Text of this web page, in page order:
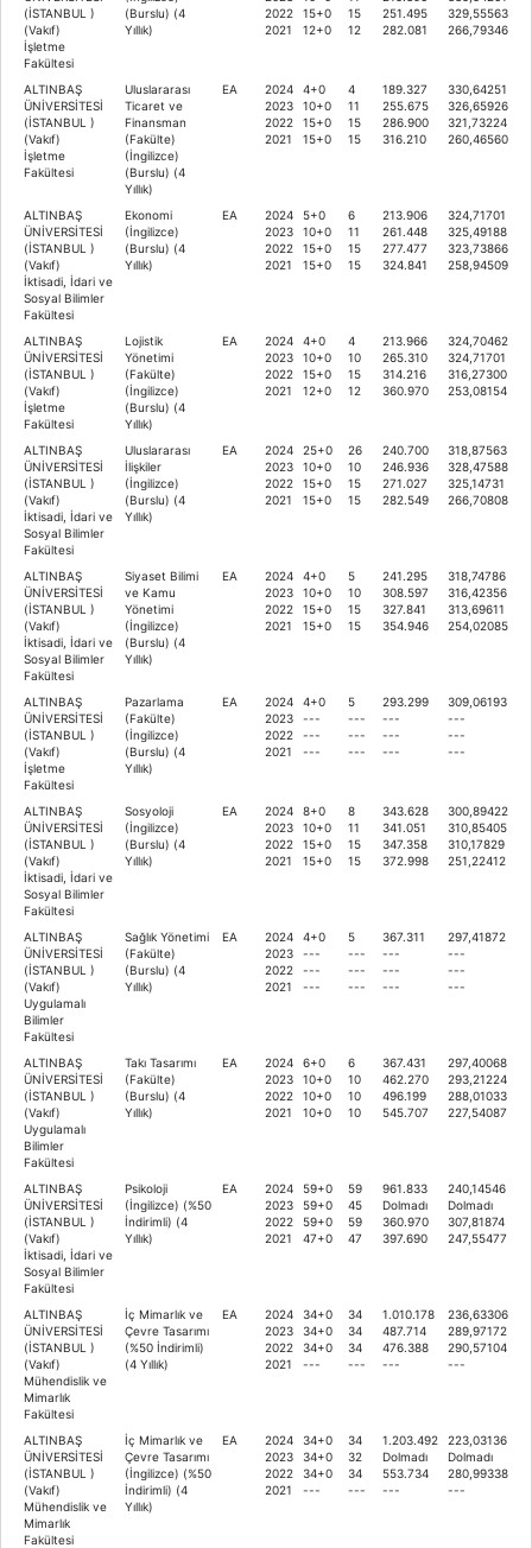
(İSTANBUL )
(Vakıf)
İşletme
Fakültesi
(Burslu) (4
Yıllık)
2022
2021
15+0
12+0
15
12
251.495
282.081
329,55563
266,79346
ALTINBAŞ
ÜNİVERSİTESİ
(İSTANBUL )
(Vakıf)
İşletme
Fakültesi
Uluslararası
Ticaret ve
Finansman
(Fakülte)
(İngilizce)
(Burslu) (4
Yıllık)
EA
2024
2023
2022
2021
4+0
10+0
15+0
15+0
4
11
15
15
189.327
255.675
286.900
316.210
330,64251
326,65926
321,73224
260,46560
ALTINBAŞ
ÜNİVERSİTESİ
(İSTANBUL )
(Vakıf)
İktisadi, İdari ve
Sosyal Bilimler
Fakültesi
Ekonomi
(İngilizce)
(Burslu) (4
Yıllık)
EA
2024
2023
2022
2021
5+0
10+0
15+0
15+0
6
11
15
15
213.906
261.448
277.477
324.841
324,71701
325,49188
323,73866
258,94509
ALTINBAŞ
ÜNİVERSİTESİ
(İSTANBUL )
(Vakıf)
İşletme
Fakültesi
Lojistik
Yönetimi
(Fakülte)
(İngilizce)
(Burslu) (4
Yıllık)
EA
2024
2023
2022
2021
4+0
10+0
15+0
12+0
4
10
15
12
213.966
265.310
314.216
360.970
324,70462
324,71701
316,27300
253,08154
ALTINBAŞ
ÜNİVERSİTESİ
(İSTANBUL )
(Vakıf)
İktisadi, İdari ve
Sosyal Bilimler
Fakültesi
Uluslararası
İlişkiler
(İngilizce)
(Burslu) (4
Yıllık)
EA
2024
2023
2022
2021
25+0
10+0
15+0
15+0
26
10
15
15
240.700
246.936
271.027
282.549
318,87563
328,47588
325,14731
266,70808
ALTINBAŞ
ÜNİVERSİTESİ
(İSTANBUL )
(Vakıf)
İktisadi, İdari ve
Sosyal Bilimler
Fakültesi
Siyaset Bilimi
ve Kamu
Yönetimi
(İngilizce)
(Burslu) (4
Yıllık)
EA
2024
2023
2022
2021
4+0
10+0
15+0
15+0
5
10
15
15
241.295
308.597
327.841
354.946
318,74786
316,42356
313,69611
254,02085
ALTINBAŞ
ÜNİVERSİTESİ
(İSTANBUL )
(Vakıf)
İşletme
Fakültesi
Pazarlama
(Fakülte)
(İngilizce)
(Burslu) (4
Yıllık)
EA
2024
2023
2022
2021
4+0
---
---
---
5
---
---
---
293.299
---
---
---
309,06193
---
---
---
ALTINBAŞ
ÜNİVERSİTESİ
(İSTANBUL )
(Vakıf)
İktisadi, İdari ve
Sosyal Bilimler
Fakültesi
Sosyoloji
(İngilizce)
(Burslu) (4
Yıllık)
EA
2024
2023
2022
2021
8+0
10+0
15+0
15+0
8
11
15
15
343.628
341.051
347.358
372.998
300,89422
310,85405
310,17829
251,22412
ALTINBAŞ
ÜNİVERSİTESİ
(İSTANBUL )
(Vakıf)
Uygulamalı
Bilimler
Fakültesi
Sağlık Yönetimi
(Fakülte)
(Burslu) (4
Yıllık)
EA
2024
2023
2022
2021
4+0
---
---
---
5
---
---
---
367.311
---
---
---
297,41872
---
---
---
ALTINBAŞ
ÜNİVERSİTESİ
(İSTANBUL )
(Vakıf)
Uygulamalı
Bilimler
Fakültesi
Takı Tasarımı
(Fakülte)
(Burslu) (4
Yıllık)
EA
2024
2023
2022
2021
6+0
10+0
10+0
10+0
6
10
10
10
367.431
462.270
496.199
545.707
297,40068
293,21224
288,01033
227,54087
ALTINBAŞ
ÜNİVERSİTESİ
(İSTANBUL )
(Vakıf)
İktisadi, İdari ve
Sosyal Bilimler
Fakültesi
Psikoloji
(İngilizce) (%50
İndirimli) (4
Yıllık)
EA
2024
2023
2022
2021
59+0
59+0
59+0
47+0
59
45
59
47
961.833
Dolmadı
360.970
397.690
240,14546
Dolmadı
307,81874
247,55477
ALTINBAŞ
ÜNİVERSİTESİ
(İSTANBUL )
(Vakıf)
Mühendislik ve
Mimarlık
Fakültesi
İç Mimarlık ve
Çevre Tasarımı
(%50 İndirimli)
(4 Yıllık)
EA
2024
2023
2022
2021
34+0
34+0
34+0
---
34
34
34
---
1.010.178
487.714
476.388
---
236,63306
289,97172
290,57104
---
ALTINBAŞ
ÜNİVERSİTESİ
(İSTANBUL )
(Vakıf)
Mühendislik ve
Mimarlık
Fakültesi
İç Mimarlık ve
Çevre Tasarımı
(İngilizce) (%50
İndirimli) (4
Yıllık)
EA
2024
2023
2022
2021
34+0
34+0
34+0
---
34
32
34
---
1.203.492
Dolmadı
553.734
---
223,03136
Dolmadı
280,99338
---